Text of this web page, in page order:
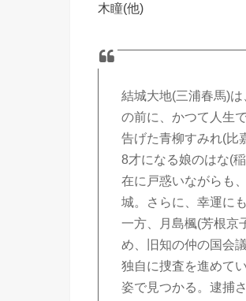
木瞳(他)
結城大地(三浦春馬)
の前に、かつて人生
告げた青柳すみれ(比
8才になる娘のはな(
在に戸惑いながらも
城。さらに、幸運に
一方、月島楓(芳根京
め、旧知の仲の国会
独自に捜査を進めて
姿で見つかる。逮捕